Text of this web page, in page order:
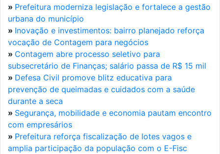
» Prefeitura moderniza legislação e fortalece a gestão
urbana do município
» Inovação e investimentos: bairro planejado reforça
vocação de Contagem para negócios
» Contagem abre processo seletivo para
subsecretário de Finanças; salário passa de R$ 15 mil
» Defesa Civil promove blitz educativa para
prevenção de queimadas e cuidados com a saúde
durante a seca
» Segurança, mobilidade e economia pautam encontro
com empresários
» Prefeitura reforça fiscalização de lotes vagos e
amplia participação da população com o E-Fisc